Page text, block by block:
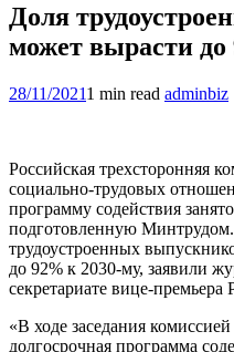
Доля
может вырасти до
28/11/20211 min read adminbiz
Российская трехсторонняя
социально-трудовых
программу содействия
подготовленную
трудоустроенных
до 92% к 2030-му, заявили
секретариате вице-
«В ходе заседания
долгосрочная программа